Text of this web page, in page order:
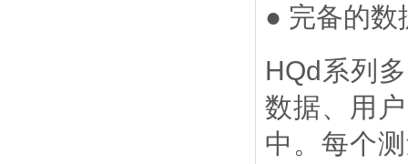
● 完备的数
HQd系列
数据、用户
中。每个